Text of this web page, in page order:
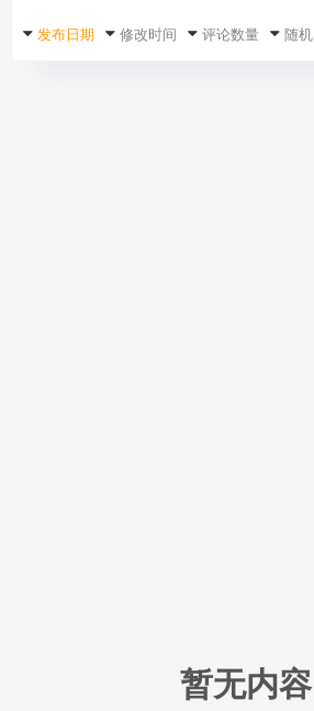
发布日期 修改时间 评论数量 随机
暂无内容